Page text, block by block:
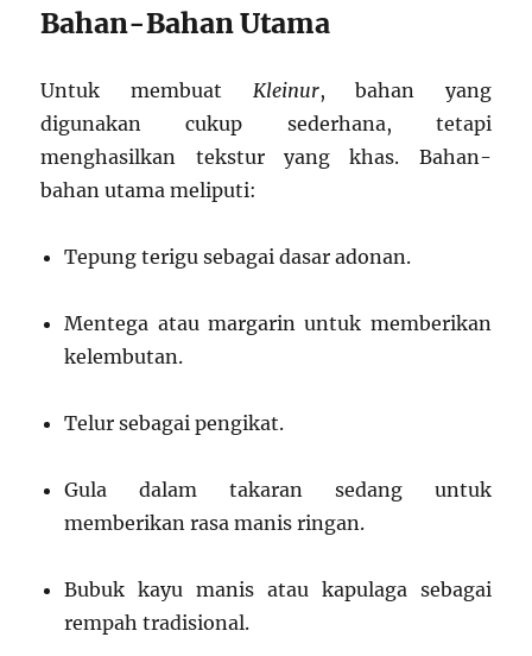
Bahan-Bahan Utama
Untuk membuat Kleinur, bahan yang
digunakan cukup sederhana, tetapi
menghasilkan tekstur yang khas. Bahan-
bahan utama meliputi:
Tepung terigu sebagai dasar adonan.
Mentega atau margarin untuk memberikan
kelembutan.
Telur sebagai pengikat.
Gula dalam takaran sedang untuk
memberikan rasa manis ringan.
Bubuk kayu manis atau kapulaga sebagai
rempah tradisional.